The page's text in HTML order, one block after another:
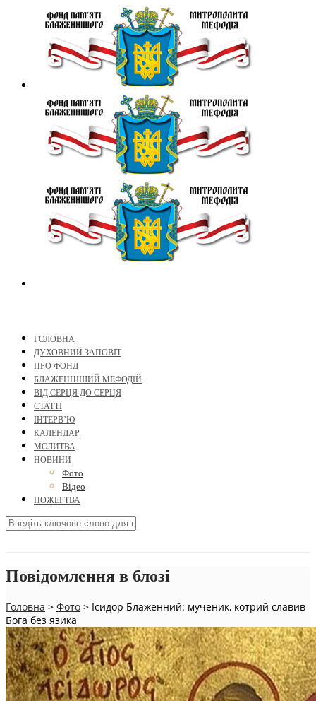
ГОЛОВНА
ДУХОВНИЙ ЗАПОВІТ
ПРО ФОНД
БЛАЖЕННІШИЙ МЕФОДІЙ
ВІД СЕРЦЯ ДО СЕРЦЯ
СТАТТІ
ІНТЕРВ’Ю
КАЛЕНДАР
МОЛИТВА
НОВИНИ
Фото
Відео
ПОЖЕРТВА
Повідомлення в блозі
Головна > Фото > Ісидор Блаженний: мученик, котрий славив
Бога без язика